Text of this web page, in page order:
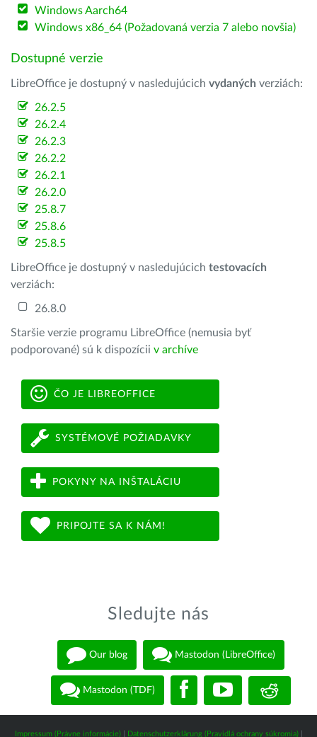
Windows Aarch64
Windows x86_64 (Požadovaná verzia 7 alebo novšia)
Dostupné verzie
LibreOffice je dostupný v nasledujúcich vydaných verziách:
26.2.5
26.2.4
26.2.3
26.2.2
26.2.1
26.2.0
25.8.7
25.8.6
25.8.5
LibreOffice je dostupný v nasledujúcich testovacích
verziách:
26.8.0
Staršie verzie programu LibreOffice (nemusia byť
podporované) sú k dispozícii v archíve
ČO JE LIBREOFFICE
SYSTÉMOVÉ POŽIADAVKY
POKYNY NA INŠTALÁCIU
PRIPOJTE SA K NÁM!
Sledujte nás
Our blog Mastodon (LibreOffice)
Mastodon (TDF)
Impressum (Právne informácie)| Datenschutzerklärung (Pravidlá ochrany súkromia)|